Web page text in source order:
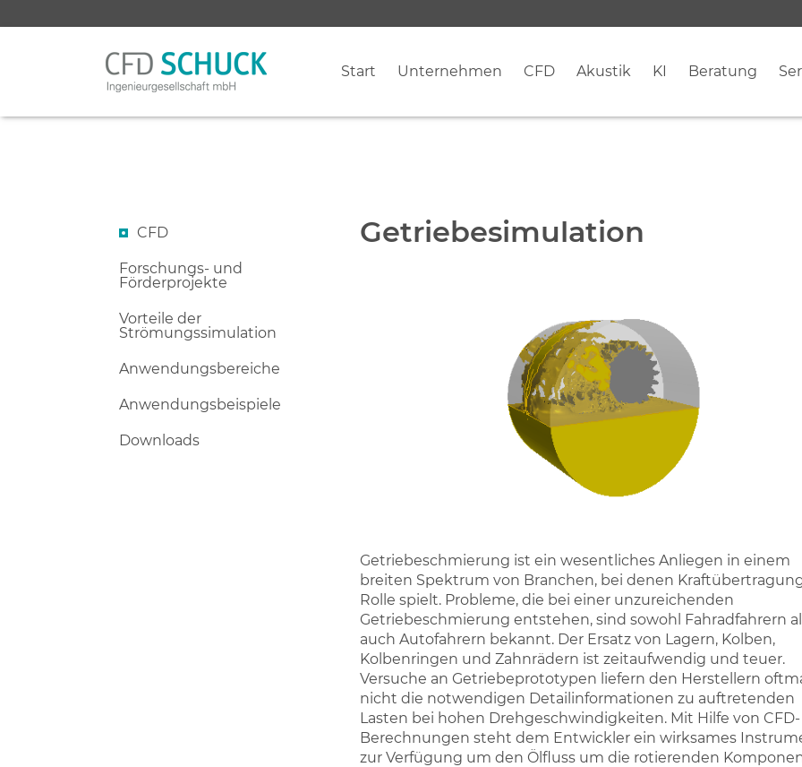
Start Unternehmen CFD Akustik KI Beratung
CFD
Forschungs- und
Förderprojekte
Vorteile der
Strömungssimulation
Anwendungsbereiche
Anwendungsbeispiele
Downloads
Getriebesimulation
Getriebeschmierung ist ein wesentliches Anliegen in einem
breiten Spektrum von Branchen, bei denen
Rolle spielt. Probleme, die bei einer unzureichenden
Getriebeschmierung entstehen, sind sowohl Fahradfahrern
auch Autofahrern bekannt. Der Ersatz von Lagern, Kolben,
Kolbenringen und Zahnrädern ist zeitaufwendig und teuer.
Versuche an Getriebeprototypen liefern den Herstellern
nicht die notwendigen Detailinformationen zu auftretenden
Lasten bei hohen Drehgeschwindigkeiten. Mit Hilfe von CFD-
Berechnungen steht dem Entwickler ein wirksames
zur Verfügung um den Ölfluss um die rotierenden